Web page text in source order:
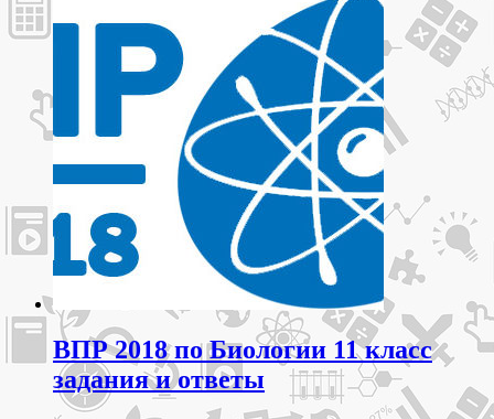
ВПР 2018 по Биологии 11 класс
задания и ответы